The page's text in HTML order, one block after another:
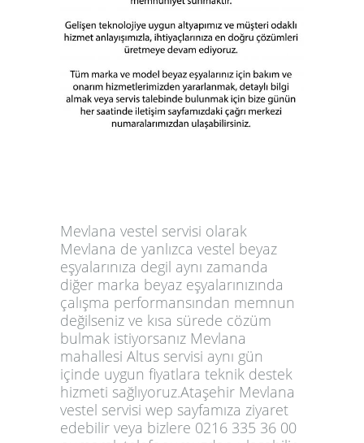
Mevlana vestel servisi olarak
Mevlana de yanlızca vestel beyaz
eşyalarınıza degil aynı zamanda
diğer marka beyaz eşyalarınızında
çalışma performansından memnun
değilseniz ve kısa sürede cözüm
bulmak istiyorsanız Mevlana
mahallesi Altus servisi aynı gün
içinde uygun fiyatlara teknik destek
hizmeti sağlıyoruz.Ataşehir Mevlana
vestel servisi wep sayfamıza ziyaret
edebilir veya bizlere 0216 335 36 00